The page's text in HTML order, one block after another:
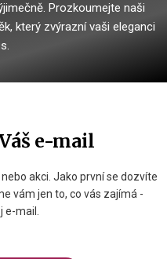
Prozkoumejte naši
který zvýrazní vaši eleganci
e-mail
akci. Jako první se dozvíte
vám jen to, co vás zajímá -
mail.